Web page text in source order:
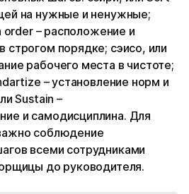
на нужные и ненужные;
order – расположение и
строгом порядке; сэисо, или
рабочего места в чистоте;
– установление норм и
Sustain –
и самодисциплина. Для
соблюдение
всеми сотрудниками
до руководителя.